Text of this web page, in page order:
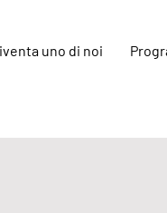
uno di noi